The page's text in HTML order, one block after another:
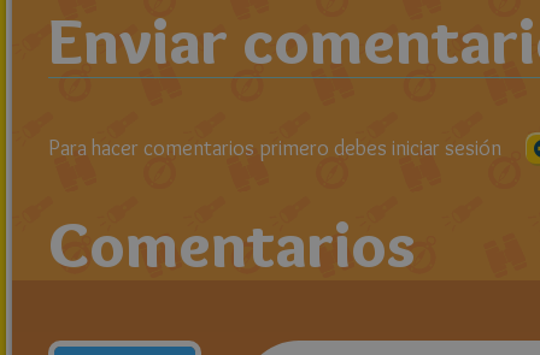
Enviar
Para hacer comentarios primero debes iniciar sesión
Comentarios